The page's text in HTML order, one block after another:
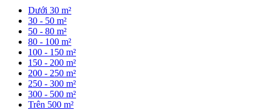
Dưới 30 m²
30 - 50 m²
50 - 80 m²
80 - 100 m²
100 - 150 m²
150 - 200 m²
200 - 250 m²
250 - 300 m²
300 - 500 m²
Trên 500 m²